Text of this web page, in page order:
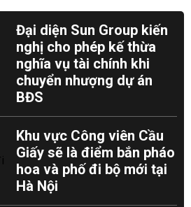
Đại diện Sun Group kiến
nghị cho phép kế thừa
nghĩa vụ tài chính khi
chuyển nhượng dự án
BĐS
Khu vực Công viên Cầu
Giấy sẽ là điểm bắn pháo
hoa và phố đi bộ mới tại
Hà Nội